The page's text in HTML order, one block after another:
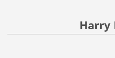
Harry